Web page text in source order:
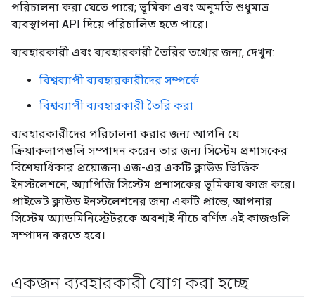
পরিচালনা করা যেতে পারে; ভূমিকা এবং অনুমতি শুধুমাত্র
ব্যবস্থাপনা API দিয়ে পরিচালিত হতে পারে।
ব্যবহারকারী এবং ব্যবহারকারী তৈরির তথ্যের জন্য, দেখুন:
বিশ্বব্যাপী ব্যবহারকারীদের সম্পর্কে
বিশ্বব্যাপী ব্যবহারকারী তৈরি করা
ব্যবহারকারীদের পরিচালনা করার জন্য আপনি যে
ক্রিয়াকলাপগুলি সম্পাদন করেন তার জন্য সিস্টেম প্রশাসকের
বিশেষাধিকার প্রয়োজন৷ এজ-এর একটি ক্লাউড ভিত্তিক
ইনস্টলেশনে, অ্যাপিজি সিস্টেম প্রশাসকের ভূমিকায় কাজ করে।
প্রাইভেট ক্লাউড ইনস্টলেশনের জন্য একটি প্রান্তে, আপনার
সিস্টেম অ্যাডমিনিস্ট্রেটরকে অবশ্যই নীচে বর্ণিত এই কাজগুলি
সম্পাদন করতে হবে।
একজন ব্যবহারকারী যোগ করা হচ্ছে